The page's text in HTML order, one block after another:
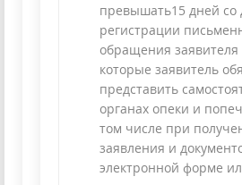
превышать15 дней со
регистрации
обращения заявителя
которые заявитель
представить
органах опеки и
том числе при
заявления и
электронной форме